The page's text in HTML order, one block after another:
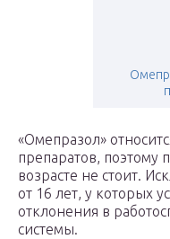
«Омепразол»
препаратов, поэтому
возрасте не стоит.
от 16 лет, у которых
отклонения в
системы.